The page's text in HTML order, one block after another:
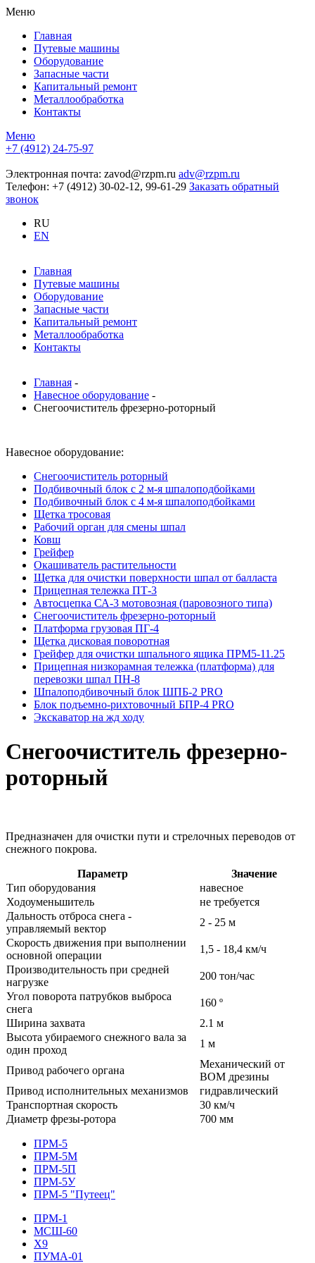
Меню
Главная
Путевые машины
Оборудование
Запасные части
Капитальный ремонт
Металлообработка
Контакты
Меню
+7 (4912) 24-75-97
Электронная почта: zavod@rzpm.ru adv@rzpm.ru
Телефон: +7 (4912) 30-02-12, 99-61-29 Заказать обратный
звонок
RU
EN
Главная
Путевые машины
Оборудование
Запасные части
Капитальный ремонт
Металлообработка
Контакты
Главная -
Навесное оборудование -
Снегоочиститель фрезерно-роторный
Навесное оборудование:
Снегоочиститель роторный
Подбивочный блок с 2 м-я шпалоподбойками
Подбивочный блок с 4 м-я шпалоподбойками
Щетка тросовая
Рабочий орган для смены шпал
Ковш
Грейфер
Окашиватель растительности
Щетка для очистки поверхности шпал от балласта
Прицепная тележка ПТ-3
Автосцепка СА-3 мотовозная (паровозного типа)
Снегоочиститель фрезерно-роторный
Платформа грузовая ПГ-4
Щетка дисковая поворотная
Грейфер для очистки шпального ящика ПРМ5-11.25
Прицепная низкорамная тележка (платформа) для
перевозки шпал ПН-8
Шпалоподбивочный блок ШПБ-2 PRO
Блок подъемно-рихтовочный БПР-4 PRO
Экскаватор на жд ходу
Снегоочиститель фрезерно-
роторный
Предназначен для очистки пути и стрелочных переводов от
снежного покрова.
Параметр
Значение
Тип оборудования
навесное
Ходоуменьшитель
не требуется
Дальность отброса снега -
управляемый вектор
2 - 25 м
Cкорость движения при выполнении
основной операции
1,5 - 18,4 км/ч
Производительность при средней
нагрузке
200 тон/час
Угол поворота патрубков выброса
снега
160 º
Ширина захвата
2.1 м
Высота убираемого снежного вала за
один проход
1 м
Привод рабочего органа
Механический от
ВОМ дрезины
Привод исполнительных механизмов
гидравлический
Транспортная скорость
30 км/ч
Диаметр фрезы-ротора
700 мм
ПРМ-5
ПРМ-5М
ПРМ-5П
ПРМ-5У
ПРМ-5 "Путеец"
ПРМ-1
МСШ-60
Х9
ПУМА-01